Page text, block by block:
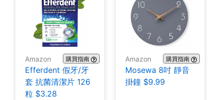
Amazon 購買指南
Efferdent 假牙/牙
套 抗菌清潔片 126
粒 $3.28
Amazon 購買指南
Mosewa 8吋 靜音
掛鐘 $9.99